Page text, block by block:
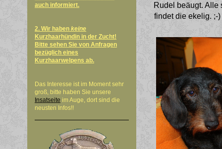
auch informiert.
2. Wir haben keine
Kurzhaarhündin in der Zucht!
Bitte sehen Sie von Anfragen
bezüglich eines
Kurzhaarwelpens ab.
Das Interesse ist im Moment sehr
groß, bitte haben Sie unsere
Insatseite im Auge, dort sind die
neusten Infos!!
Rudel beäugt. Alle
findet die ekelig. ;-